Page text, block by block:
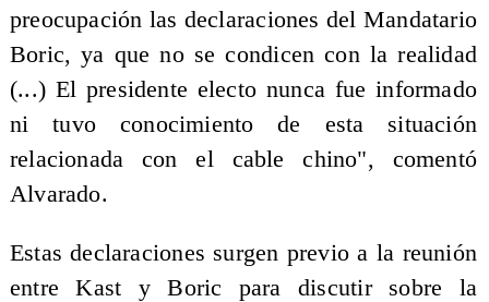
preocupación las declaraciones del Mandatario
Boric, ya que no se condicen con la realidad
(...) El presidente electo nunca fue informado
ni tuvo conocimiento de esta situación
relacionada con el cable chino", comentó
Alvarado.
Estas declaraciones surgen previo a la reunión
entre Kast y Boric para discutir sobre la